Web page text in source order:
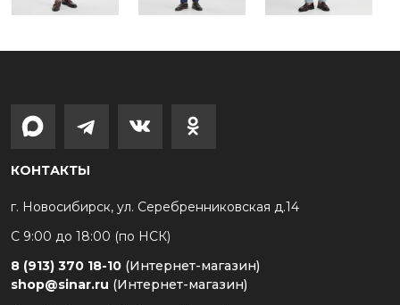
КОНТАКТЫ
г. Новосибирск, ул. Серебренниковская д.14
С 9:00 до 18:00 (по НСК)
8 (913) 370 18-10 (Интернет-магазин)
shop@sinar.ru (Интернет-магазин)